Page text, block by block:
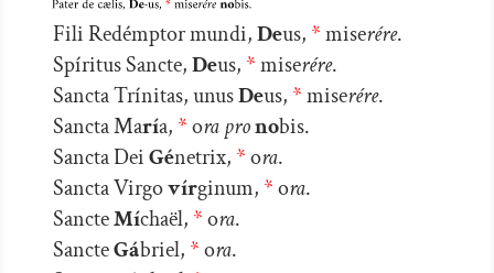
Fili Redémptor mundi,Deus, *miserére.
Spíritus Sancte,Deus, *miserére.
Sancta Trínitas, unusDeus, *miserére.
Sancta María, *ora pronobis.
Sancta DeiGénetrix, *ora.
Sancta Virgovírginum, *ora.
SancteMíchaël, *ora.
SancteGábriel, *ora.